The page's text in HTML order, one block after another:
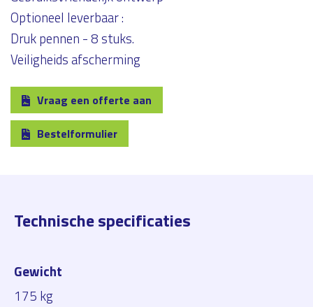
Optioneel leverbaar :
Druk pennen - 8 stuks.
Veiligheids afscherming
Vraag een offerte aan
Bestelformulier
Technische specificaties
Gewicht
175 kg